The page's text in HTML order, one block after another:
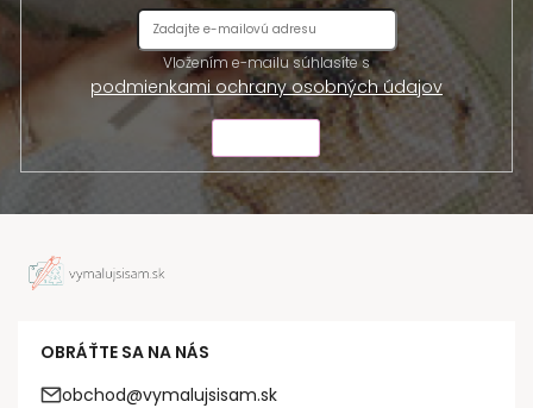
Vložením e-mailu súhlasíte s
podmienkami ochrany osobných údajov
OBRÁŤTE SA NA NÁS
obchod@vymalujsisam.sk